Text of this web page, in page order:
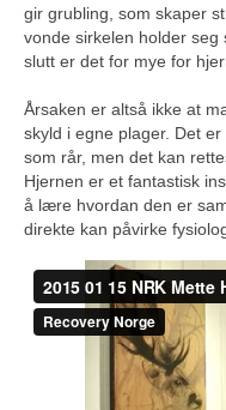
gir grubling, som skaper
vonde sirkelen holder
slutt er det for mye for
Årsaken er altså ikke at
skyld i egne plager. Det
som rår, men det kan
Hjernen er et fantastisk
å lære hvordan den er
direkte kan påvirke